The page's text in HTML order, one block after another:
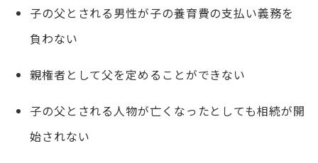
子の父とされる男性が子の養育費の支払い義務を
負わない
親権者として父を定めることができない
子の父とされる人物が亡くなったとしても相続が開
始されない